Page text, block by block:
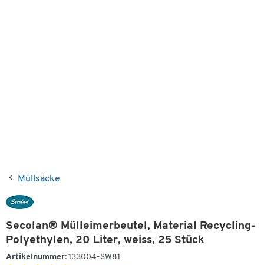
Müllsäcke
Secolan® Mülleimerbeutel, Material Recycling-
Polyethylen, 20 Liter, weiss, 25 Stück
Artikelnummer: 133004-SW81